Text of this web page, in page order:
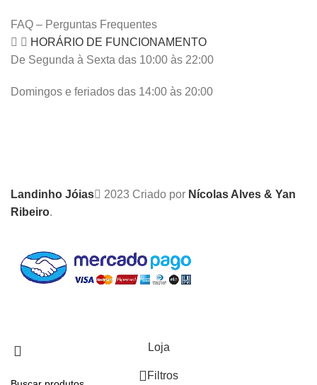
FAQ – Perguntas Frequentes
HORÁRIO DE FUNCIONAMENTO
De Segunda à Sexta das 10:00 às 22:00
Domingos e feriados das 14:00 às 20:00
Landinho Jóias 2023 Criado por Nícolas Alves & Yan
Ribeiro.
Loja
Filtros